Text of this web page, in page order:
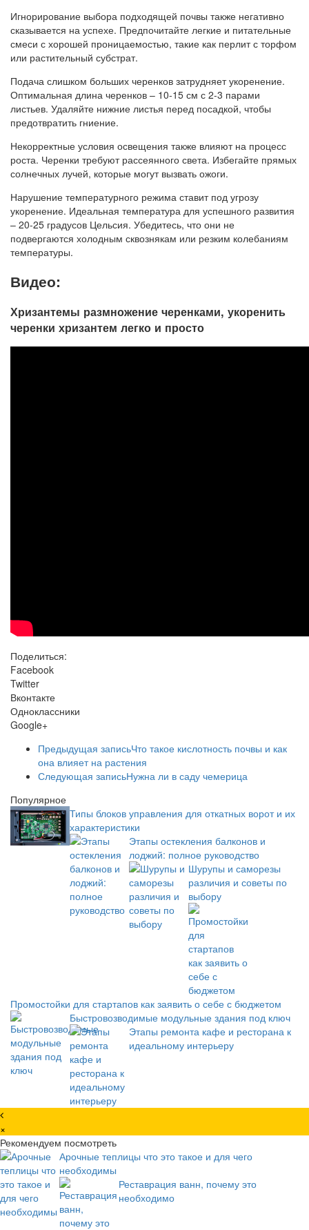
Игнорирование выбора подходящей почвы также негативно
сказывается на успехе. Предпочитайте легкие и питательные
смеси с хорошей проницаемостью, такие как перлит с торфом
или растительный субстрат.
Подача слишком больших черенков затрудняет укоренение.
Оптимальная длина черенков – 10-15 см с 2-3 парами
листьев. Удаляйте нижние листья перед посадкой, чтобы
предотвратить гниение.
Некорректные условия освещения также влияют на процесс
роста. Черенки требуют рассеянного света. Избегайте прямых
солнечных лучей, которые могут вызвать ожоги.
Нарушение температурного режима ставит под угрозу
укоренение. Идеальная температура для успешного развития
– 20-25 градусов Цельсия. Убедитесь, что они не
подвергаются холодным сквознякам или резким колебаниям
температуры.
Видео:
Хризантемы размножение черенками, укоренить
черенки хризантем легко и просто
Поделиться:
Facebook
Twitter
Вконтакте
Одноклассники
Google+
Предыдущая записьЧто такое кислотность почвы и как
она влияет на растения
Следующая записьНужна ли в саду чемерица
Популярное
Типы блоков управления для откатных ворот и их
характеристики
Этапы остекления балконов и
лоджий: полное руководство
Шурупы и саморезы
различия и советы по
выбору
Промостойки для стартапов как заявить о себе с бюджетом
Быстровозводимые модульные здания под ключ
Этапы ремонта кафе и ресторана к
идеальному интерьеру
×
Рекомендуем посмотреть
Арочные теплицы что это такое и для чего
необходимы
Реставрация ванн, почему это
необходимо